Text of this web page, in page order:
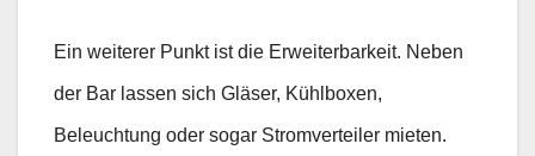
Ein weiterer Punkt ist die Erweiterbarkeit. Neben
der Bar lassen sich Gläser, Kühlboxen,
Beleuchtung oder sogar Stromverteiler mieten.